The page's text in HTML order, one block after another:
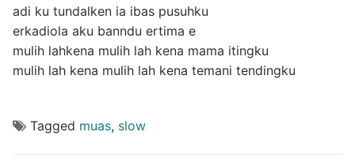
adi ku tundalken ia ibas pusuhku
erkadiola aku banndu ertima e
mulih lahkena mulih lah kena mama itingku
mulih lah kena mulih lah kena temani tendingku
Tagged muas, slow